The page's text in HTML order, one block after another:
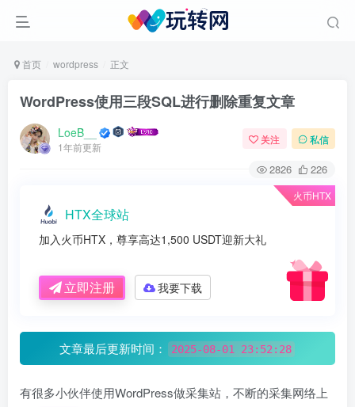
首页 wordpress 正文
WordPress使用三段SQL进行删除重复文章
LoeB__
1年前更新
关注 私信
2826 226
火币HTX
HTX全球站
加入火币HTX，尊享高达1,500 USDT迎新大礼
立即注册 我要下载
文章最后更新时间： 2025-08-01 23:52:28
有很多小伙伴使用WordPress做采集站，不断的采集网络上